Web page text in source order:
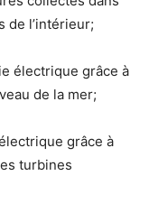
de l’intérieur;
électrique grâce à
de la mer;
grâce à
turbines